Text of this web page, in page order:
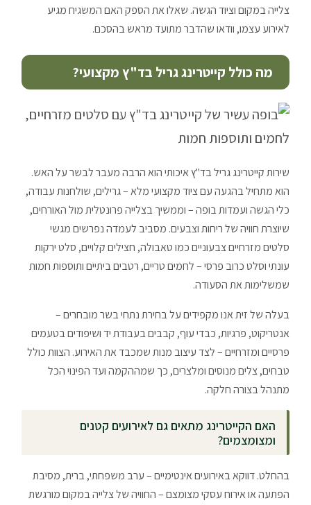
צלייה במקום וציוד הגשה. שאלו את הספק האם המשגיח מגיע
לאירוע עצמו, וודאו שהדבר מתועד מראש בהסכם.
מה כולל קייטרינג גריל בד"ץ מקצועי?
שירות קייטרינג גריל בד"ץ איכותי הוא הרבה מעבר לבשר על האש.
הוא מתחיל בהגעה עם ציוד מקצועי מלא – גרילים, שולחנות עבודה,
כלי הגשה ועמדות בופה – וממשיך בצלייה פרונטלית מול האורחים,
שיוצרת חוויה של ריחות וצבעים. מסביב לעמדה נפרשים מגשי
סלטים מזרחיים צבעוניים כמו טאבולה, חצילים קלויים, סלט ירקות
עונתי וסלט כרוב פרסי – לחמים טריים, רטבים ביתיים ותוספות חמות
שמשלימות את הסעודה.
בעלה של זית אנו מקפידים על בחירת נתחי בשר מובחרים –
אנטריקוט, פרגיות, כבדי עוף, קבבים בעבודת יד ושיפודים בטעמים
פרסיים ומזרחיים – לצד עיצוב מנות שמכבד את האירוע. הצוות כולל
טבחים, צלים מנוסים ומלצרים, כך שמההקמה ועד הפינוי הכל
מתנהל בצורה חלקה.
האם הקייטרינג מתאים גם לאירועים קטנים
ומצומצמים?
בהחלט. דווקא באירועים אינטימיים – ערב משפחתי, ברית, מסיבת
הפתעה או אירוח עסקי מצומצם – החוויה של צלייה במקום מורגשת